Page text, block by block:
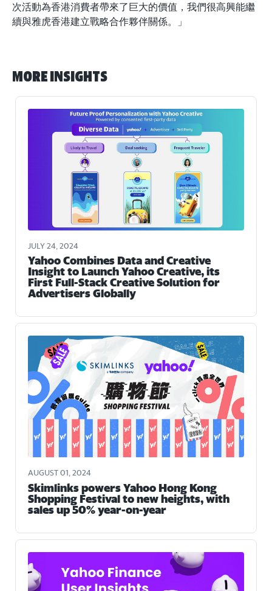
次活動為香港消費者帶來了巨大的價值，我們很高興能繼
續與雅虎香港建立戰略合作夥伴關係。」
More Insights
JULY 24, 2024
Yahoo Combines Data and Creative
Insight to Launch Yahoo Creative, its
First Full-Stack Creative Solution for
Advertisers Globally
AUGUST 01, 2024
Skimlinks powers Yahoo Hong Kong
Shopping Festival to new heights, with
sales up 50% year-on-year